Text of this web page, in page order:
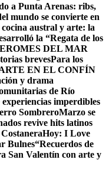
a Punta Arenas: ribs,
mundo se convierte en
austral y arte: la
la “Regata de los
MES DEL MAR
brevesPara los
EN EL CONFÍN
y drama
de Río
experiencias imperdibles
SombreroMarzo se
revive hits latinos
Hoy: I Love
Bulnes“Recuerdos de
San Valentín con arte y